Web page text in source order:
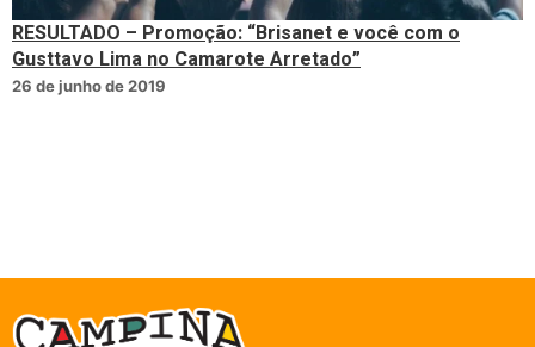
RESULTADO – Promoção: “Brisanet e você com o
Gusttavo Lima no Camarote Arretado”
26 de junho de 2019